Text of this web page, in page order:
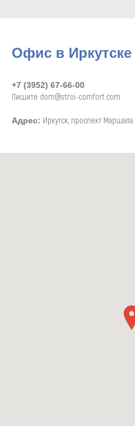
Офис в Иркутске
+7 (3952) 67-66-00
Пишите: dom@stroi-comfort.com
Адрес: Иркутск, проспект Маршала